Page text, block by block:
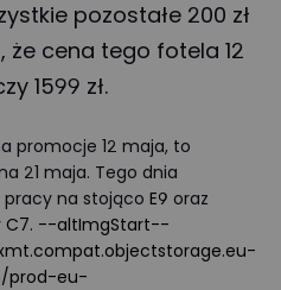
pozostałe 200 zł
że cena tego fotela 12
1599 zł.
promocje 12 maja, to
21 maja. Tego dnia
na stojąco E9 oraz
C7. --altImgStart--
prod-eu-